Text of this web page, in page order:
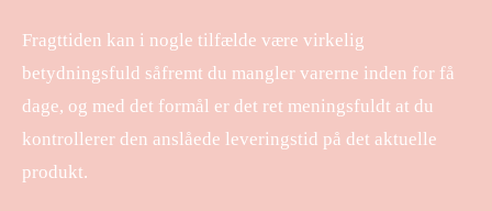
Fragttiden kan i nogle tilfælde være virkelig
betydningsfuld såfremt du mangler varerne inden for få
dage, og med det formål er det ret meningsfuldt at du
kontrollerer den anslåede leveringstid på det aktuelle
produkt.